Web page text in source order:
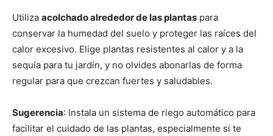
Utiliza acolchado alrededor de las plantas para
conservar la humedad del suelo y proteger las raíces del
calor excesivo. Elige plantas resistentes al calor y a la
sequía para tu jardín, y no olvides abonarlas de forma
regular para que crezcan fuertes y saludables.
Sugerencia: Instala un sistema de riego automático para
facilitar el cuidado de las plantas, especialmente si te